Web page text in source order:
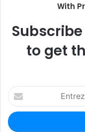
With
to get
Entrez
votre
adresse
Email